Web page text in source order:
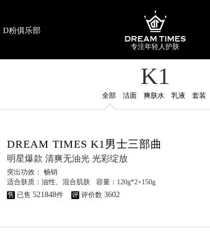
DREAM TIMES
专注年轻人护肤
D粉俱乐部
K1
全部 洁面 爽肤水 乳液 套装
DREAM TIMES K1男士三部曲
明星爆款 清爽无油光 光彩绽放
突出功效： 畅销
适合肤质：油性、混合肌肤 容量：120g*2+150g
售 已售 521848件 评 评价数 3602